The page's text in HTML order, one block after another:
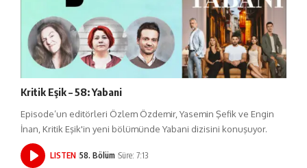
Kritik Eşik – 58: Yabani
Episode’un editörleri Özlem Özdemir, Yasemin Şefik ve Engin
İnan, Kritik Eşik'in yeni bölümünde Yabani dizisini konuşuyor.
LISTEN 58. Bölüm Süre: 7:13